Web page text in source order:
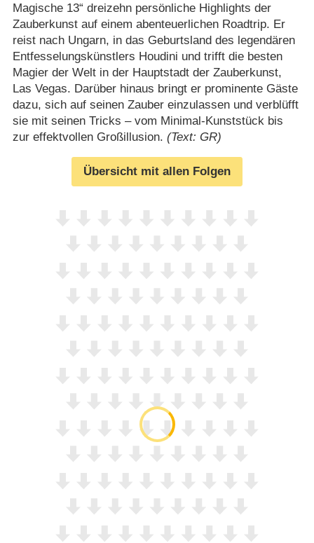
Magische 13“ dreizehn persönliche Highlights der
Zauberkunst auf einem abenteuerlichen Roadtrip. Er
reist nach Ungarn, in das Geburtsland des legendären
Entfesselungskünstlers Houdini und trifft die besten
Magier der Welt in der Hauptstadt der Zauberkunst,
Las Vegas. Darüber hinaus bringt er prominente Gäste
dazu, sich auf seinen Zauber einzulassen und verblüfft
sie mit seinen Tricks – vom Minimal-Kunststück bis
zur effektvollen Großillusion. (Text: GR)
Übersicht mit allen Folgen